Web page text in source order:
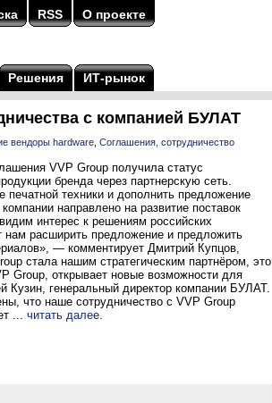
RSS О проекте
Решения ИТ-рынок
с компанией БУЛАТ
вендоры hardware Соглашения, сотрудничество
VVP Group получила статус
бренда через партнерскую сеть.
техники и дополнить предложение
направлено на развитие поставок
интерес к решениям российских
нам расширить предложение и предложить
— комментирует Дмитрий Купцов,
стала нашим стратегическим партнёром, это
Group, открывает новые возможности для
генеральный директор компании БУЛАТ.
что наше сотрудничество с VVP Group
... читать далее.